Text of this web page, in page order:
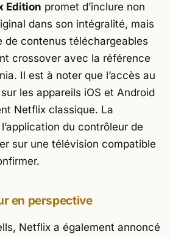
Edition promet d’inclure non
dans son intégralité, mais
de contenus téléchargeables
crossover avec la référence
Il est à noter que l’accès au
les appareils iOS et Android
Netflix classique. La
du contrôleur de
sur une télévision compatible
en perspective
, Netflix a également annoncé